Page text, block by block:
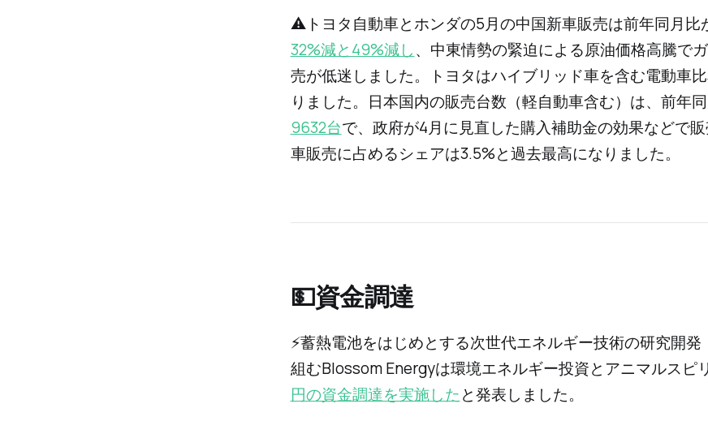
⚠️トヨタ自動車とホンダの5月の中国新車販売は前年同月比
32%減と49%減し、中東情勢の緊迫による原油価格高騰で
売が低迷しました。トヨタはハイブリッド車を含む電動車
りました。日本国内の販売台数（軽自動車含む）は、前年
9632台で、政府が4月に見直した購入補助金の効果などで
車販売に占めるシェアは3.5%と過去最高になりました。
💵資金調達
⚡️蓄熱電池をはじめとする次世代エネルギー技術の研究開発
組むBlossom Energyは環境エネルギー投資とアニマルスピ
円の資金調達を実施したと発表しました。